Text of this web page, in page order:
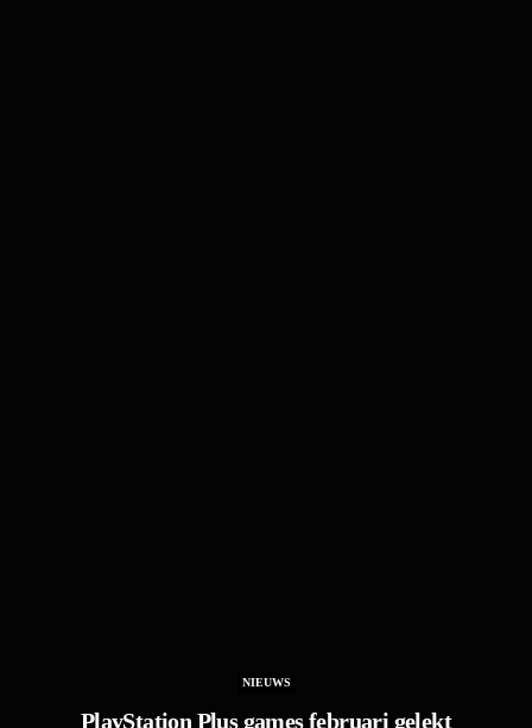
NIEUWS
PlayStation Plus games februari gelekt